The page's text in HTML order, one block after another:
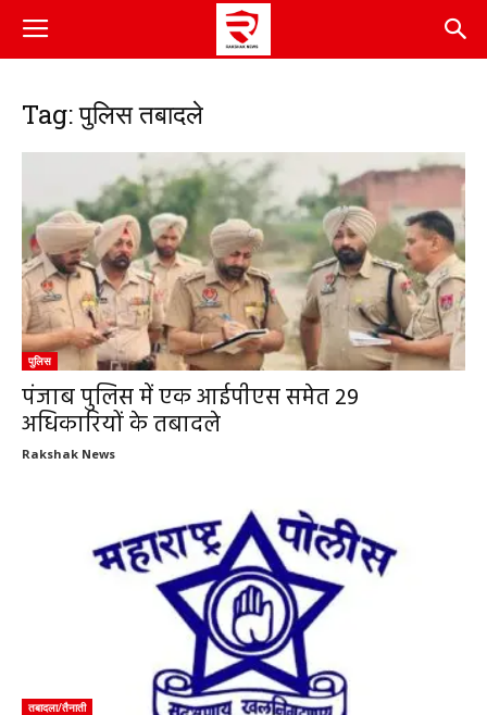
Tag: पुलिस तबादले
पुलिस
पंजाब पुलिस में एक आईपीएस समेत 29
अधिकारियों के तबादले
Rakshak News
तबादला/तैनाती